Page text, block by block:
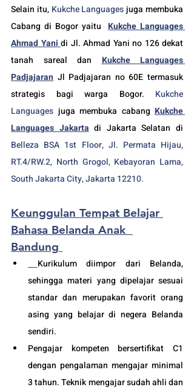
Selain itu, Kukche Languages juga membuka
Cabang di Bogor yaitu Kukche Languages
Ahmad Yani di Jl. Ahmad Yani no 126 dekat
tanah sareal dan Kukche Languages
Padjajaran Jl Padjajaran no 60E termasuk
strategis bagi warga Bogor. Kukche
Languages juga membuka cabang Kukche
Languages Jakarta di Jakarta Selatan
Belleza BSA 1st Floor, Jl. Permata Hijau,
RT.4/RW.2, North Grogol, Kebayoran Lama,
South Jakarta City, Jakarta 12210.
Keunggulan Tempat Belajar
Bahasa Belanda Anak
Bandung
Kurikulum diimpor dari Belanda,
sehingga materi yang dipelajar sesuai
standar dan merupakan favorit orang
asing yang belajar di negera Belanda
sendiri.
Pengajar kompeten bersertifikat C1
dengan pengalaman mengajar minimal
3 tahun. Teknik mengajar sudah ahli dan